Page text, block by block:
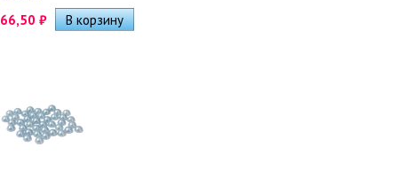
66,50 ₽